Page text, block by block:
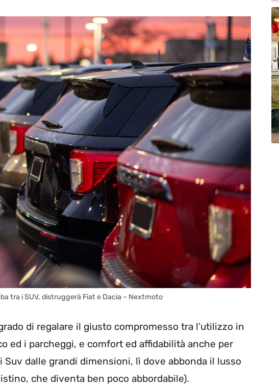
tra i SUV, distruggerà Fiat e Dacia – Nextmoto
di regalare il giusto compromesso tra l’utilizzo in
ed i parcheggi, e comfort ed affidabilità anche per
dalle grandi dimensioni, lì dove abbonda il lusso
che diventa ben poco abbordabile).